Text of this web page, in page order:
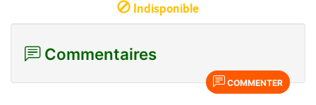
Indisponible
Commentaires
COMMENTER